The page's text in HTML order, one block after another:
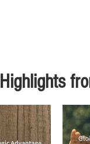
Highlights